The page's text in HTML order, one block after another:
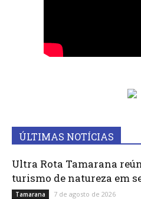
ÚLTIMAS NOTÍCIAS
Ultra Rota Tamarana
turismo de natureza em
Tamarana 7 de agosto de 2026